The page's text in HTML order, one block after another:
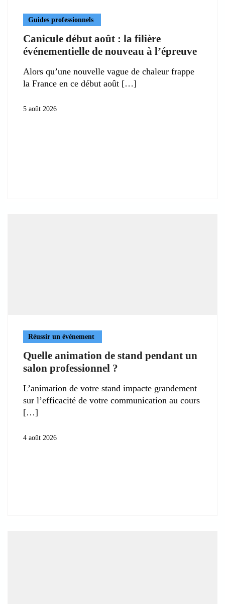
Guides professionnels
Canicule début août : la filière
événementielle de nouveau à l’épreuve
Alors qu’une nouvelle vague de chaleur frappe
la France en ce début août
5 août 2026
Réussir un événement
Quelle animation de stand pendant un
salon professionnel ?
L’animation de votre stand impacte grandement
sur l’efficacité de votre communication au cours
4 août 2026